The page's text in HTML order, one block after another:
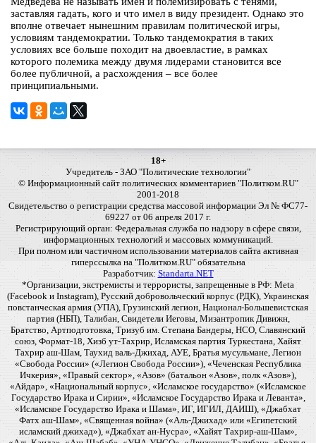
заставляя гадать, кого и что имел в виду президент. Однако это
вполне отвечает нынешним правилам политической игры,
условиям тандемократии. Только тандемократия в таких
условиях все больше походит на двоевластие, в рамках
которого полемика между двумя лидерами становится все
более публичной, а расхождения – все более
принципиальными.
18+
Учредитель - ЗАО "Политические технологии"
© Информационный сайт политических комментариев "Политком.RU"
2001-2018
Свидетельство о регистрации средства массовой информации Эл № ФС77-
69227 от 06 апреля 2017 г.
Регистрирующий орган: Федеральная служба по надзору в сфере связи,
информационных технологий и массовых коммуникаций.
При полном или частичном использовании материалов сайта активная
гиперссылка на "Политком.RU" обязательна
Разработчик: Standarta.NET
*Организации, экстремисты и террористы, запрещенные в РФ: Meta
(Facebook и Instagram), Русский добровольческий корпус (РДК), Украинская
повстанческая армия (УПА), Грузинский легион, Национал-Большевистская
партия (НБП), Талибан, Свидетели Иеговы, Мизантропик Дивижн,
Братство, Артподготовка, Тризуб им. Степана Бандеры, НСО, Славянский
союз, Формат-18, Хизб ут-Тахрир, Исламская партия Туркестана, Хайят
Тахрир аш-Шам, Таухид валь-Джихад, АУЕ, Братья мусульмане, Легион
«Свобода России» («Легион Свобода России»), «Чеченская Республика
Ичкерия», «Правый сектор», «Азов» (батальон «Азов», полк «Азов»),
«Айдар», «Национальный корпус», «Исламское государство» («Исламское
Государство Ирака и Сирии», «Исламское Государство Ирака и Леванта»,
«Исламское Государство Ирака и Шама», ИГ, ИГИЛ, ДАИШ), «Джабхат
Фатх аш-Шам», «Священная война» («Аль-Джихад» или «Египетский
исламский джихад»), «Джабхат ан-Нусра», «Хайят Тахрир-аш-Шам»,